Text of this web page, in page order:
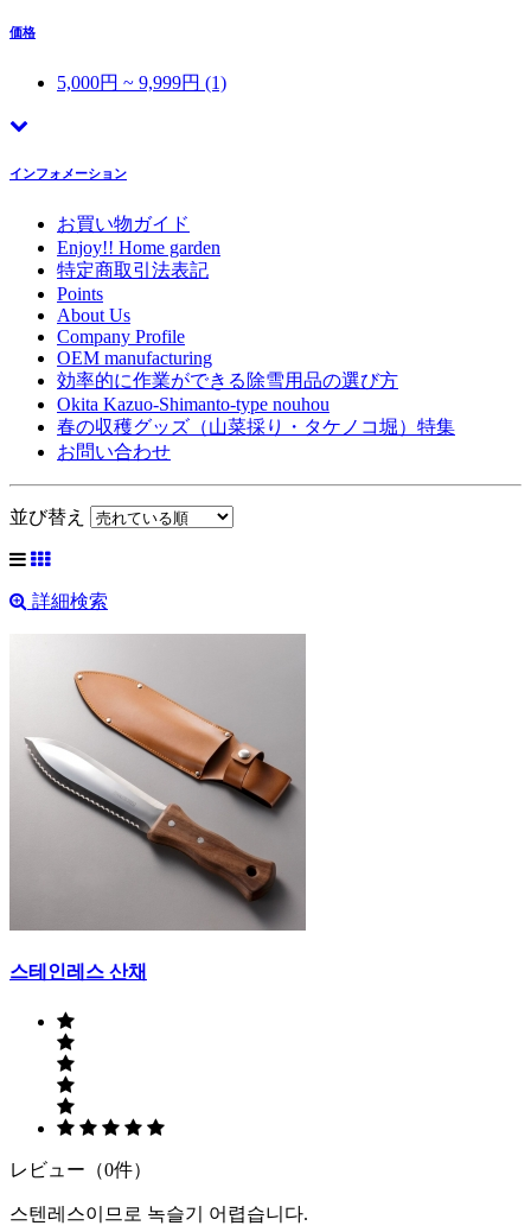
価格
5,000円 ~ 9,999円 (1)
インフォメーション
お買い物ガイド
Enjoy!! Home garden
特定商取引法表記
Points
About Us
Company Profile
OEM manufacturing
効率的に作業ができる除雪用品の選び方
Okita Kazuo-Shimanto-type nouhou
春の収穫グッズ（山菜採り・タケノコ堀）特集
お問い合わせ
並び替え
詳細検索
스테인레스 산채
レビュー（0件）
스텐레스이므로 녹슬기 어렵습니다.